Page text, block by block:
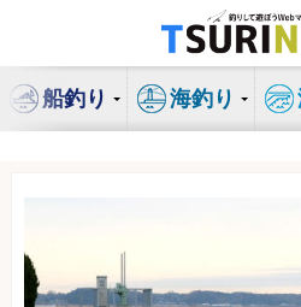
ン
船釣り 海釣り